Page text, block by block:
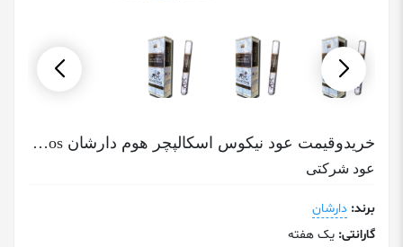
خریدوقیمت عود نیکوس اسکالپچر هوم دارشان Sculpture Homme Nikos
عود شرکتی
برند: دارشان
گارانتی: یک هفته